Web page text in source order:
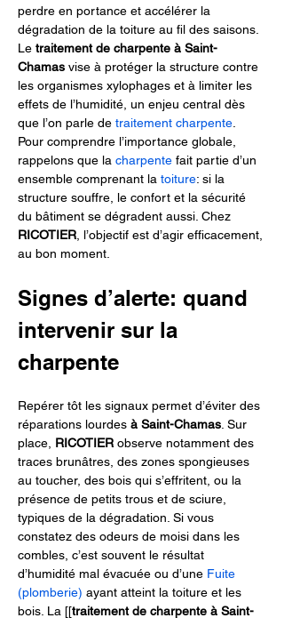
perdre en portance et accélérer la
dégradation de la toiture au fil des saisons.
Le traitement de charpente à Saint-
Chamas vise à protéger la structure contre
les organismes xylophages et à limiter les
effets de l’humidité, un enjeu central dès
que l’on parle de traitement charpente
Pour comprendre l’importance globale,
rappelons que la charpente fait partie d’un
ensemble comprenant la toiture: si la
structure souffre, le confort et la sécurité
du bâtiment se dégradent aussi. Chez
RICOTIER , l’objectif est d’agir efficacement,
au bon moment.
Signes d’alerte: quand
intervenir sur la
charpente
Repérer tôt les signaux permet d’éviter des
réparations lourdes à Saint-Chamas . Sur
place, RICOTIER observe notamment des
traces brunâtres, des zones spongieuses
au toucher, des bois qui s’effritent, ou la
présence de petits trous et de sciure,
typiques de la dégradation. Si vous
constatez des odeurs de moisi dans les
combles, c’est souvent le résultat
d’humidité mal évacuée ou d’une Fuite
(plomberie) ayant atteint la toiture et les
bois. La [[traitement de charpente à Saint-